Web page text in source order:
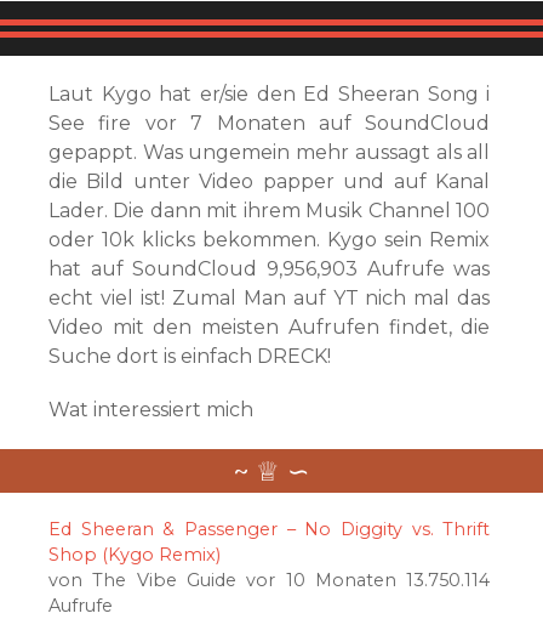
Laut Kygo hat er/sie den Ed Sheeran Song i
See fire vor 7 Monaten auf SoundCloud
gepappt. Was ungemein mehr aussagt als all
die Bild unter Video papper und auf Kanal
Lader. Die dann mit ihrem Musik Channel 100
oder 10k klicks bekommen. Kygo sein Remix
hat auf SoundCloud 9,956,903 Aufrufe was
echt viel ist! Zumal Man auf YT nich mal das
Video mit den meisten Aufrufen findet, die
Suche dort is einfach DRECK!
Wat interessiert mich
Ed Sheeran & Passenger – No Diggity vs. Thrift
Shop (Kygo Remix)
von The Vibe Guide vor 10 Monaten 13.750.114
Aufrufe